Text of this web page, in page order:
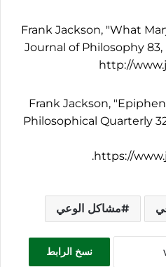
Frank Jackson, "What
Journal of Philosophy 83,
http://
Frank Jackson,
Philosophical Quarterly
https://
مشاكل الوعي
نسخ الرابط